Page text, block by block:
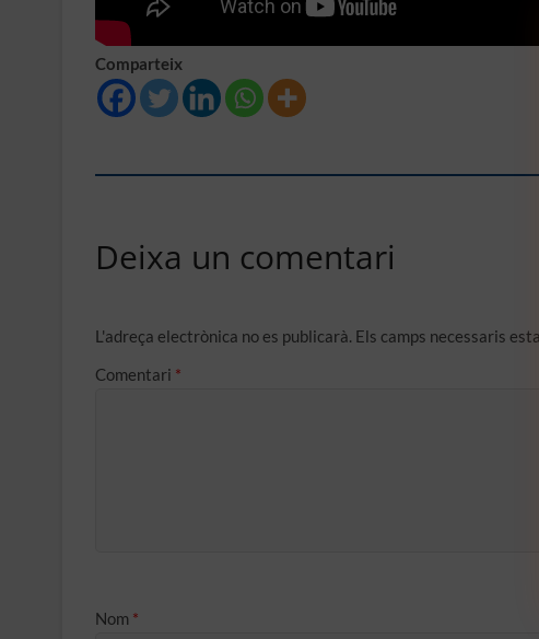
Comparteix
Deixa un comentari
L'adreça electrònica no es publicarà. Els camps necessaris
Comentari *
Nom *